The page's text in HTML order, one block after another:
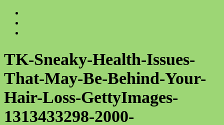
TK-Sneaky-Health-Issues-
That-May-Be-Behind-Your-
Hair-Loss-GettyImages-
1313433298-2000-